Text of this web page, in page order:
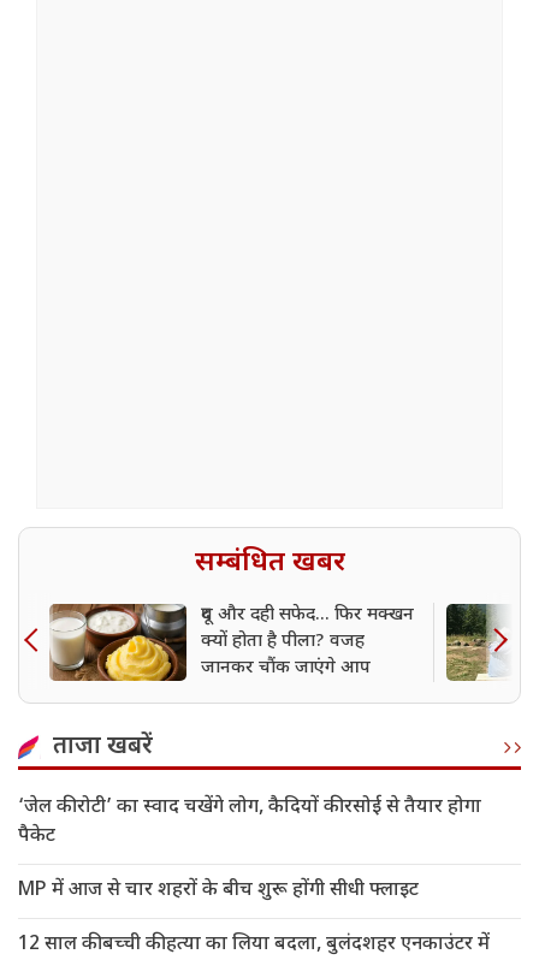
सम्बंधित खबर
दूध और दही सफेद... फिर मक्खन
क्यों होता है पीला? वजह
जानकर चौंक जाएंगे आप
ताजा खबरें
‘जेल की रोटी’ का स्वाद चखेंगे लोग, कैदियों की रसोई से तैयार होगा
पैकेट
MP में आज से चार शहरों के बीच शुरू होंगी सीधी फ्लाइट
12 साल की बच्ची की हत्या का लिया बदला, बुलंदशहर एनकाउंटर में